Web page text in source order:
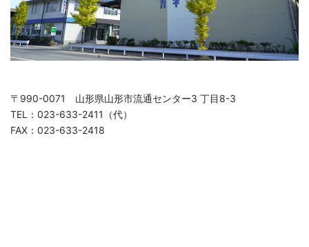
〒990-0071 山形県山形市流通センター3 丁目8-3
TEL：023-633-2411（代）
FAX：023-633-2418